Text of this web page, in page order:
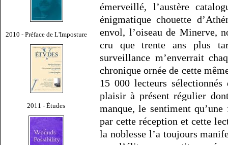
2010 - Préface de L'Imposture
2011 - Études
émerveillé, l’austère
énigmatique chouette
envol, l’oiseau de Minerve,
cru que trente ans plus
surveillance m’enverrait
chronique ornée de cette
15 000 lecteurs
plaisir à présent régulier
manque, le sentiment
par cette réception et cette
la noblesse l’a toujours